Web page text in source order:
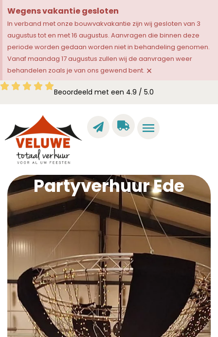
Wegens vakantie gesloten
In verband met onze bouwvakvakantie zijn wij gesloten van 3
augustus tot en met 16 augustus. Aanvragen die binnen deze
periode worden gedaan worden niet in behandeling genomen.
Vanaf maandag 17 augustus zullen wij de aanvragen weer
behandelen zoals je van ons gewend bent. ×
Beoordeeld met een 4.9 / 5.0
Partyverhuur Ede